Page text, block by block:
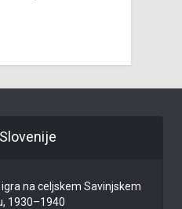
na celjskem Savinjskem
1930–1940